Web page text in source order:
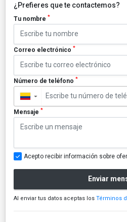
¿Prefieres que te contactemos?
Tu nombre *
Correo electrónico *
Número de teléfono *
▼
Mensaje *
Acepto recibir información sobre
Enviar
Al enviar tus datos aceptas los Términos